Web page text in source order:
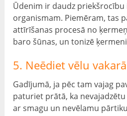
Ūdenim ir daudz priekšrocību
organismam. Piemēram, tas
attīrīšanas procesā no
baro šūnas, un tonizē
5. Neēdiet vēlu vakarā
Gadījumā, ja pēc tam vajag
paturiet prātā, ka
ar smagu un nevēlamu